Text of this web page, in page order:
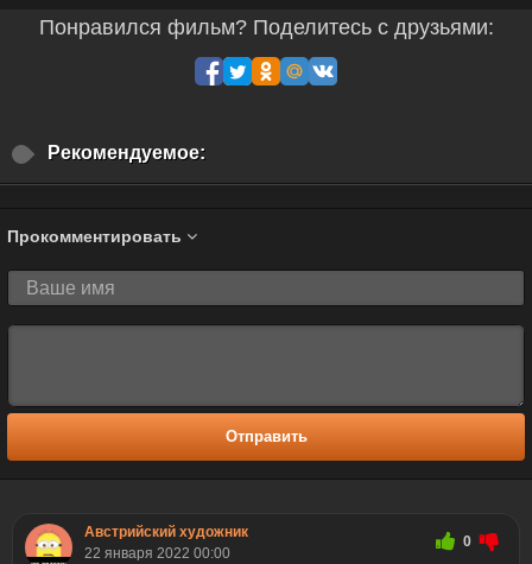
Понравился фильм? Поделитесь с друзьями:
Рекомендуемое:
Прокомментировать
Отправить
Австрийский художник
22 января 2022 00:00
0